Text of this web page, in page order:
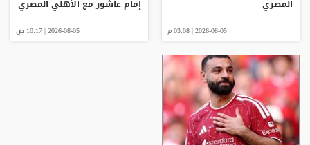
المصري
2026-08-05 | 03:08 م
إمام عاشور مع الأهلي المصري
2026-08-05 | 10:17 ص